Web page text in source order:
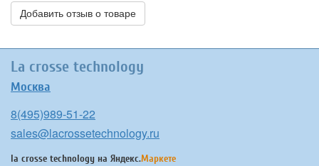
Добавить отзыв о товаре
La crosse technology
Москва
8(495)989-51-22
sales@lacrossetechnology.ru
la crosse technology на Яндекс.Маркете